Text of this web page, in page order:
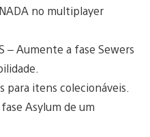
no multiplayer
– Aumente a fase Sewers
para itens colecionáveis.
Asylum de um